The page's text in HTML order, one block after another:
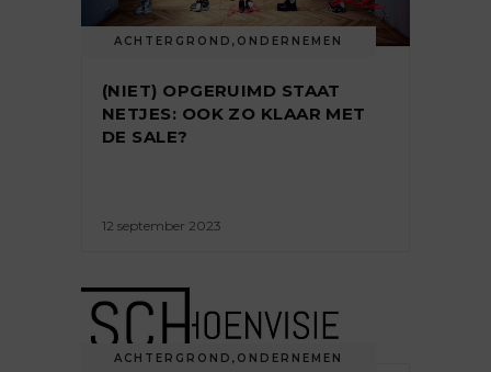
ACHTERGROND , ONDERNEMEN
(NIET) OPGERUIMD STAAT
NETJES: OOK ZO KLAAR MET
DE SALE?
12 september 2023
ACHTERGROND , ONDERNEMEN